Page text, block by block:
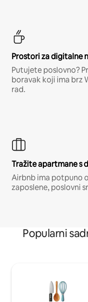
Prostori za digitalne
Putujete poslovno?
boravak koji ima brz
rad.
Tražite apartmane s
Airbnb ima potpuno
zaposlene, poslovni
Popularni